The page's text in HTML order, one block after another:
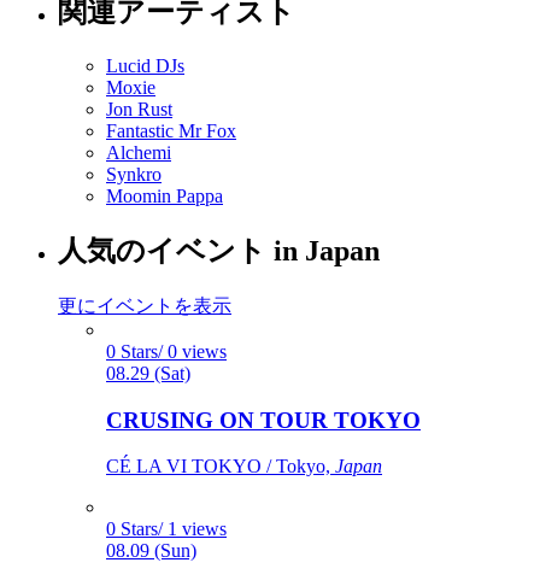
関連アーティスト
Lucid DJs
Moxie
Jon Rust
Fantastic Mr Fox
Alchemi
Synkro
Moomin Pappa
人気のイベント in Japan
更にイベントを表示
0 Stars/ 0 views
08.29 (Sat)
CRUSING ON TOUR TOKYO
CÉ LA VI TOKYO / Tokyo, Japan
0 Stars/ 1 views
08.09 (Sun)